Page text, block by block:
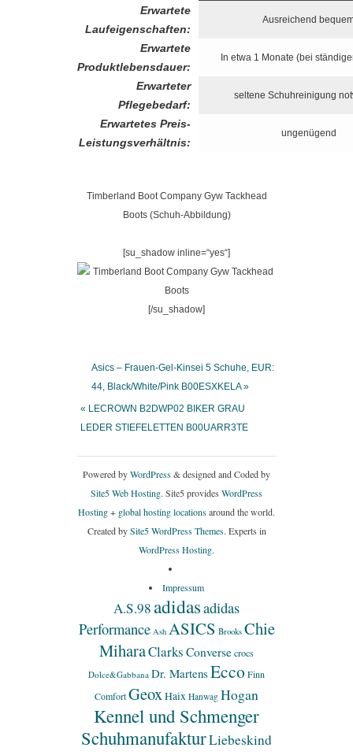
Erwartete
Laufeigenschaften:
Ausreichend
Erwartete
Produktlebensdauer:
In etwa 1 Monate (bei
Erwarteter
Pflegebedarf:
seltene Schuhreinigung
Erwartetes Preis-
Leistungsverhältnis:
ungenügend
Timberland Boot Company Gyw Tackhead
Boots (Schuh-Abbildung)
[su_shadow inline=“yes“]
[/su_shadow]
Asics – Frauen-Gel-Kinsei 5 Schuhe, EUR:
44, Black/White/Pink B00ESXKELA »
« LECROWN B2DWP02 BIKER GRAU
LEDER STIEFELETTEN B00UARR3TE
Powered byWordPress& designed and Coded by
Site5 Web Hosting. Site5 provides WordPress
Hosting+ global hosting locationsaround the world.
Created bySite5 WordPress Themes. Experts in
WordPress Hosting.
Impressum
A.S.98adidasadidas
Performance Ash ASICS Brooks Chie
MiharaClarks Conversecrocs
Dolce&Gabbana Dr. MartensEccoFinn
ComfortGeoxHaix Hanwag Hogan
Kennel und Schmenger
SchuhmanufakturLiebeskind